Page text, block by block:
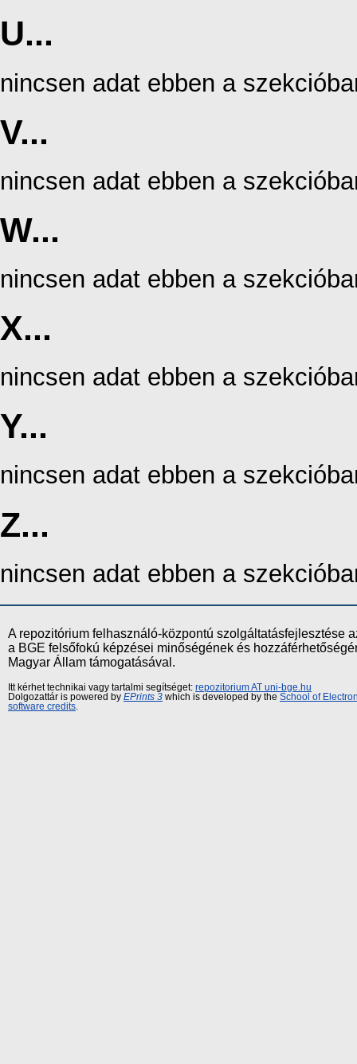
U...
nincsen adat ebben a
V...
nincsen adat ebben a
W...
nincsen adat ebben a
X...
nincsen adat ebben a
Y...
nincsen adat ebben a
Z...
nincsen adat ebben a
A repozitórium felhasználó-központú szolgáltatásfejlesztése
a BGE felsőfokú képzései minőségének és
Magyar Állam támogatásával.
Itt kérhet technikai vagy tartalmi segítséget: repozitorium AT uni-bge.hu
Dolgozattár is powered by EPrints 3 which is developed by the School of
software credits